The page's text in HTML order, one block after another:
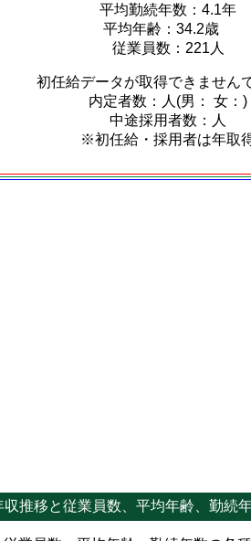
平均勤続年数：4.1年
平均年齢：34.2歳
従業員数：221人
初任給データが取得できません
内定者数：人(男： 女：)
中途採用者数：人
※初任給・採用者は年取
推移と従業員数、平均年齢、勤続